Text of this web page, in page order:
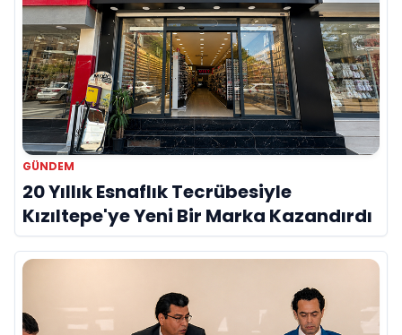
GÜNDEM
20 Yıllık Esnaflık Tecrübesiyle
Kızıltepe'ye Yeni Bir Marka Kazandırdı